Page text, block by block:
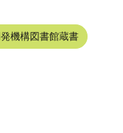
機構図書館蔵書